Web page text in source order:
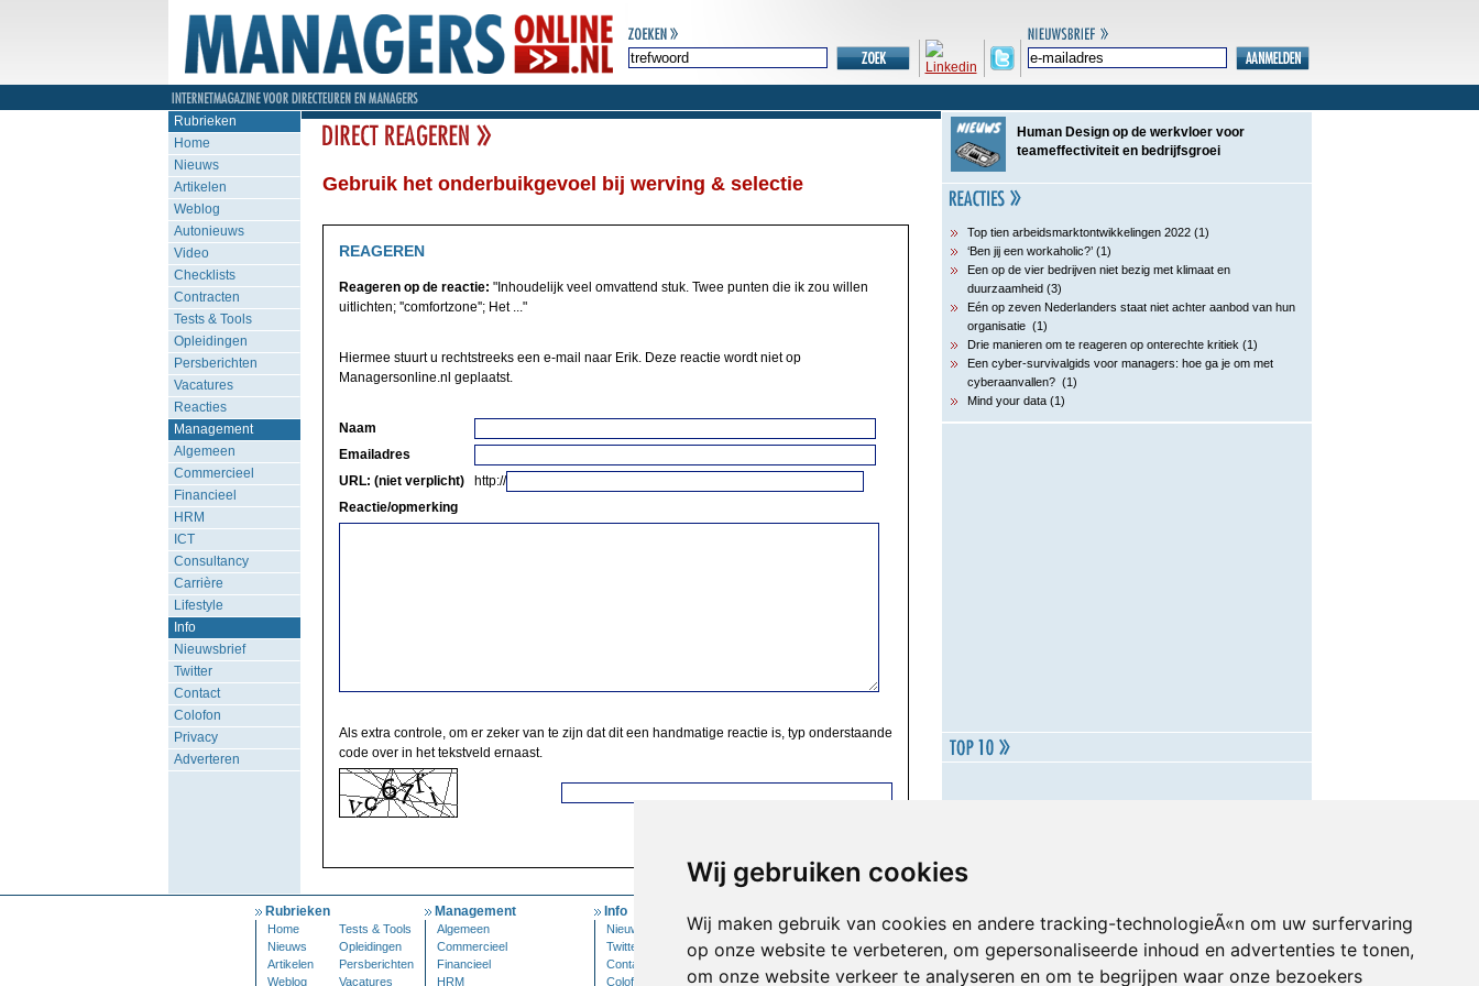
Wij gebruiken cookies
Wij maken gebruik van cookies en andere tracking-technologieÃ«n om uw surfervaring
op onze website te verbeteren, om gepersonaliseerde inhoud en advertenties te tonen,
om onze website verkeer te analyseren en om te begrijpen waar onze bezoekers
Rubrieken
Home
Nieuws
Artikelen
Weblog
Autonieuws
Video
Checklists
Contracten
Tests & Tools
Opleidingen
Persberichten
Vacatures
Reacties
Management
Algemeen
Commercieel
Financieel
HRM
ICT
Consultancy
Carrière
Lifestyle
Info
Nieuwsbrief
Twitter
Contact
Colofon
Privacy
Adverteren
Gebruik het onderbuikgevoel bij werving & selectie
REAGEREN
Reageren op de reactie: "Inhoudelijk veel omvattend stuk. Twee punten die ik zou willen
uitlichten; ''comfortzone''; Het ..."
Hiermee stuurt u rechtstreeks een e-mail naar Erik. Deze reactie wordt niet op
Managersonline.nl geplaatst.
Naam
Emailadres
URL: (niet verplicht)
http://
Reactie/opmerking
Als extra controle, om er zeker van te zijn dat dit een handmatige reactie is, typ onderstaande
code over in het tekstveld ernaast.
Human Design op de werkvloer voor
teameffectiviteit en bedrijfsgroei
Top tien arbeidsmarktontwikkelingen 2022 (1)
‘Ben jij een workaholic?’ (1)
Een op de vier bedrijven niet bezig met klimaat en
duurzaamheid (3)
Eén op zeven Nederlanders staat niet achter aanbod van hun
organisatie (1)
Drie manieren om te reageren op onterechte kritiek (1)
Een cyber-survivalgids voor managers: hoe ga je om met
cyberaanvallen? (1)
Mind your data (1)
Rubrieken
Home
Tests & Tools
Nieuws
Opleidingen
Artikelen
Persberichten
Weblog
Vacatures
Management
Algemeen
Commercieel
Financieel
HRM
Info
Nieuwsbrief
Twitter
Contact
Colofon
Inloggen